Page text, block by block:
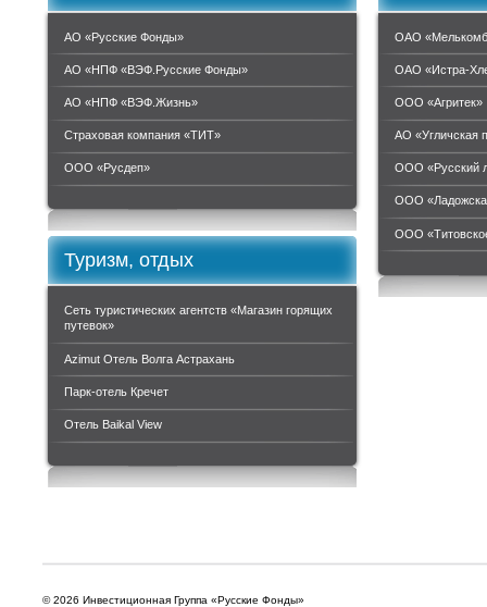
АО «Русские Фонды»
АО «НПФ «ВЭФ.Русские Фонды»
АО «НПФ «ВЭФ.Жизнь»
Страховая компания «ТИТ»
ООО «Руcдеп»
ОАО
ОАО «Истра-
ООО «Агритек»
АО «Угличская
ООО «Русский
ООО
ООО
Туризм, отдых
Сеть туристических агентств «Магазин горящих
путевок»
Azimut Отель Волга Астрахань
Парк-отель Кречет
Отель Baikal View
© 2026 Инвестиционная Группа «Русские Фонды»